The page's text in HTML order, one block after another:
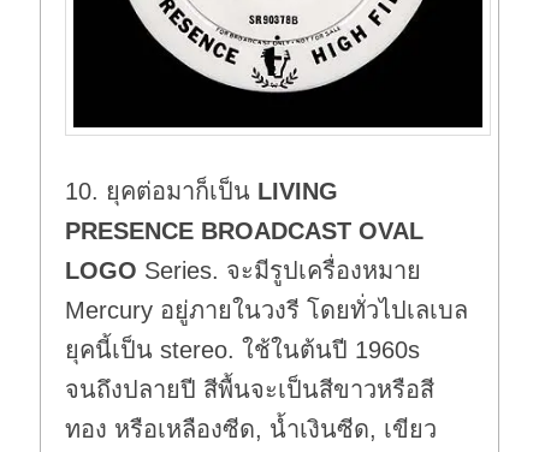
10. ยุคต่อมาก็เป็น LIVING
PRESENCE BROADCAST OVAL
LOGO Series. จะมีรูปเครื่องหมาย
Mercury อยู่ภายในวงรี โดยทั่วไปเลเบล
ยุคนี้เป็น stereo. ใช้ในต้นปี 1960s
จนถึงปลายปี สีพื้นจะเป็นสีขาวหรือสี
ทอง หรือเหลืองซีด, น้ำเงินซีด, เขียว